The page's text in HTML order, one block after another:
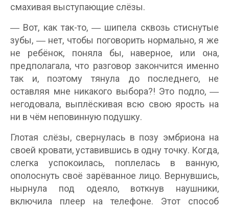
смахивая выступающие слёзы.
― Вот, как так-то, ― шипела сквозь стиснутые
зубы, ― нет, чтобы поговорить нормально, я же
не ребёнок, поняла бы, наверное, или она,
предполагала, что разговор закончится именно
так и, поэтому тянула до последнего, не
оставляя мне никакого выбора?! Это подло, ―
негодовала, выплёскивая всю свою ярость на
ни в чём неповинную подушку.
Глотая слёзы, свернулась в позу эмбриона на
своей кровати, уставившись в одну точку. Когда,
слегка успокоилась, поплелась в ванную,
ополоснуть своё зарёванное лицо. Вернувшись,
нырнула под одеяло, воткнув наушники,
включила плеер на телефоне. Этот способ